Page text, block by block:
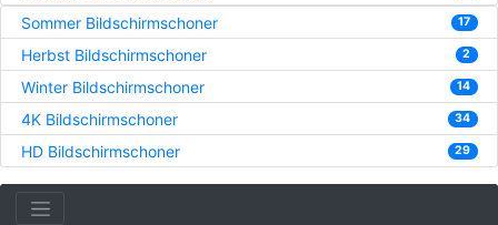
Sommer Bildschirmschoner 17
Herbst Bildschirmschoner 2
Winter Bildschirmschoner 14
4K Bildschirmschoner 34
HD Bildschirmschoner 29